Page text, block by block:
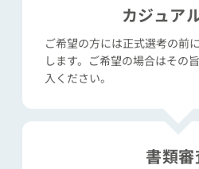
カジュア
ご希望の方には正式選考の前
します。 ご希望の場合はその
入ください。
書類審